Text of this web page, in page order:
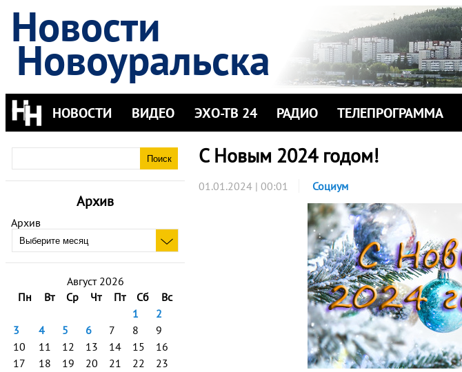
Новости
Новоуральска
НОВОСТИ ВИДЕО ЭХО-ТВ 24 РАДИО ТЕЛЕПРОГРАММА
Архив
Архив
Август 2026
Пн
Вт Ср Чт Пт Сб
Вс
1
2
3
4 5 6 7 8
9
10
11 12 13 14 15
16
17
18 19 20 21 22
23
С Новым 2024 годом!
01.01.2024 | 00:01 Социум